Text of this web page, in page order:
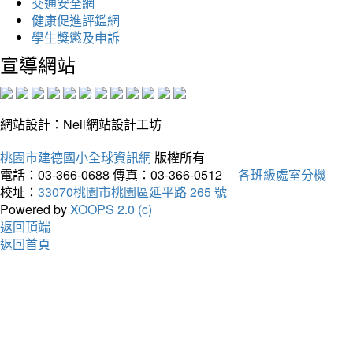
健康促進評鑑網
學生獎懲及申訴
宣導網站
網站設計：Neil網站設計工坊
桃園市建德國小全球資訊網 版權所有
電話：03-366-0688 傳真：03-366-0512
各班級處室分機
校址： 33070桃園市桃園區延平路 265 號
Powered byXOOPS 2.0 (c)
返回頂端
返回首頁